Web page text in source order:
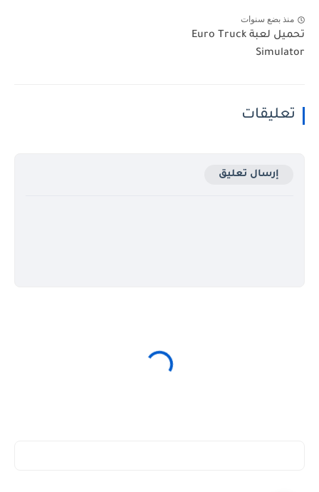
منذ بضع سنوات
تحميل لعبة Euro Truck
Simulator
تعليقات
إرسال تعليق